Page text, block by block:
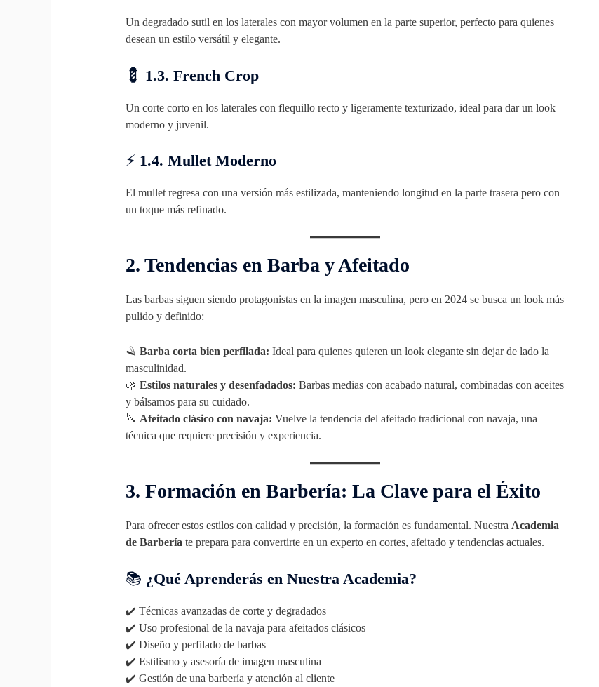
Un degradado sutil en los laterales con mayor volumen en la parte superior, perfecto para quienes
desean un estilo versátil y elegante.
💈 1.3. French Crop
Un corte corto en los laterales con flequillo recto y ligeramente texturizado, ideal para dar un look
moderno y juvenil.
⚡ 1.4. Mullet Moderno
El mullet regresa con una versión más estilizada, manteniendo longitud en la parte trasera pero con
un toque más refinado.
2. Tendencias en Barba y Afeitado
Las barbas siguen siendo protagonistas en la imagen masculina, pero en 2024 se busca un look más
pulido y definido:
🪒 Barba corta bien perfilada: Ideal para quienes quieren un look elegante sin dejar de lado la
masculinidad.
🌿 Estilos naturales y desenfadados: Barbas medias con acabado natural, combinadas con aceites
y bálsamos para su cuidado.
🔪 Afeitado clásico con navaja: Vuelve la tendencia del afeitado tradicional con navaja, una
técnica que requiere precisión y experiencia.
3. Formación en Barbería: La Clave para el Éxito
Para ofrecer estos estilos con calidad y precisión, la formación es fundamental. Nuestra Academia
de Barbería te prepara para convertirte en un experto en cortes, afeitado y tendencias actuales.
📚 ¿Qué Aprenderás en Nuestra Academia?
✔️ Técnicas avanzadas de corte y degradados
✔️ Uso profesional de la navaja para afeitados clásicos
✔️ Diseño y perfilado de barbas
✔️ Estilismo y asesoría de imagen masculina
✔️ Gestión de una barbería y atención al cliente